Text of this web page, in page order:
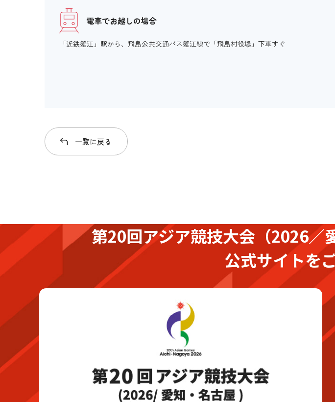
電車でお越しの場合
「近鉄蟹江」駅から、飛島公共交通バス蟹江線で「飛島村役場」下車すぐ
一覧に戻る
第20回アジア競技大会（2026／
公式サイトを